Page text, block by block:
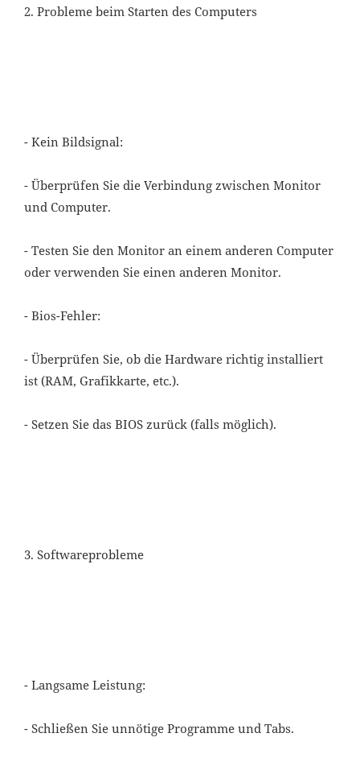
2. Probleme beim Starten des Computers
- Kein Bildsignal:
- Überprüfen Sie die Verbindung zwischen Monitor
und Computer.
- Testen Sie den Monitor an einem anderen Computer
oder verwenden Sie einen anderen Monitor.
- Bios-Fehler:
- Überprüfen Sie, ob die Hardware richtig installiert
ist (RAM, Grafikkarte, etc.).
- Setzen Sie das BIOS zurück (falls möglich).
3. Softwareprobleme
- Langsame Leistung:
- Schließen Sie unnötige Programme und Tabs.